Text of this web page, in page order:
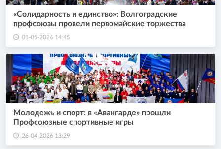
«Солидарность и единство»: Волгоградские
профсоюзы провели первомайские торжества
01-05-2026 14:45
Молодежь и спорт: в «Авангарде» прошли
Профсоюзные спортивные игры
26-04-2026 13:29